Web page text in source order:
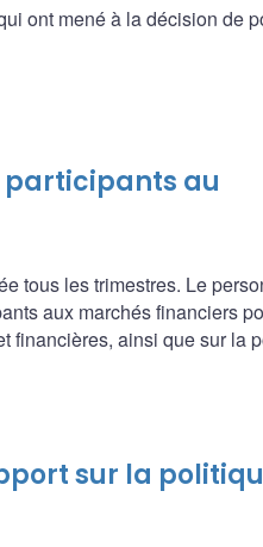
ont mené à la décision de
participants au
tous les trimestres. Le
aux marchés financiers
financières, ainsi que sur la
sur la